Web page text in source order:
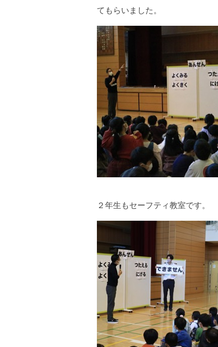
てもらいました。
２年生もセーフティ教室です。